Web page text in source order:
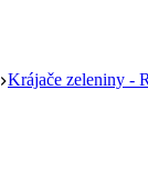
Krájače zeleniny -